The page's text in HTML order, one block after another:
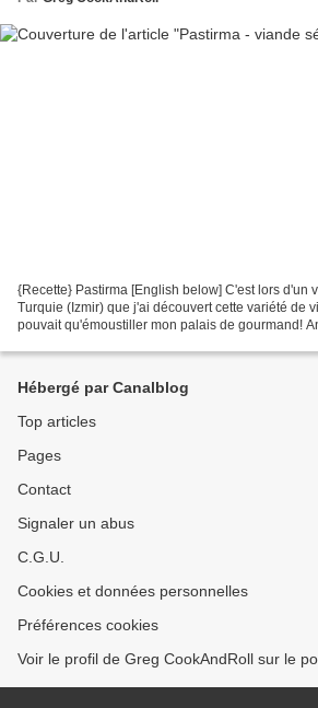
{Recette} Pastirma [English below] C'est lors d'un
Turquie (Izmir) que j'ai découvert cette variété de
pouvait qu'émoustiller mon palais de gourmand!
Hébergé par Canalblog
Top articles
Pages
Contact
Signaler un abus
C.G.U.
Cookies et données personnelles
Préférences cookies
Voir le profil de Greg CookAndRoll sur le